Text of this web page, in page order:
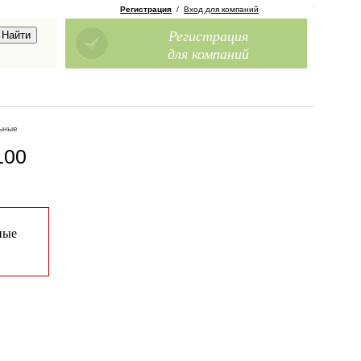
Регистрация / Вход для компаний
Регистрация
для компаний